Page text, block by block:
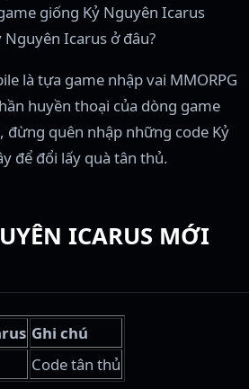
giống Kỷ Nguyên Icarus
Nguyên Icarus ở đâu?
là tựa game nhập vai MMORPG
huyền thoại của dòng game
đừng quên nhập những code Kỷ
để đổi lấy quà tân thủ.
ICARUS MỚI
Ghi chú
Code tân thủ